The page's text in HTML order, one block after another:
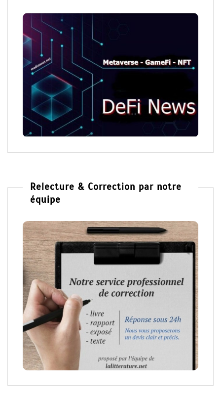
Relecture & Correction par notre
équipe